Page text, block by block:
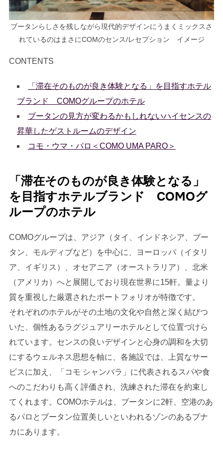
ブータンらしさを残しながら現代的デザインにうまくミックスさ
れているのはまさにCOMのセンス/レセプション イメージ
CONTENTS
「滞在そのものが良き体験となる」を目指すホテル
ブランド COMOグループのホテル
ブータンの見方が変わるかもしれないハイセンスの
昇華したゲストルームのデザイン
コモ・ウマ・パロ＜COMO UMA PARO＞
「滞在そのものが良き体験となる」
を目指すホテルブランド COMOグ
ループのホテル
COMOグループは、アジア（タイ、インドネシア、ブー
タン、モルディブなど）を中心に、ヨーロッパ（イタリ
ア、イギリス）、オセアニア（オーストラリア）、北米
（アメリカ）へと展開しており現在世界に15軒。量より
質を重視した厳選されたポートフォリオが特徴です。
それぞれのホテルがその土地の文化や自然と深く結びつ
いた、個性あるラグジュアリーホテルとして位置づけら
れています。センスの良いデザインと心身の調和を大切
にするウェルネス思想を軸に、各施設では、上質なサー
ビスに加え、「コモ シャンバラ」に代表されるスパや食
へのこだわりも高く評価され、洗練された滞在を約束し
てくれます。COMOホテルは、ブータンに2軒、空港のあ
るパロとブータン位置美しいといわれるゾンのあるプナ
カにあります。